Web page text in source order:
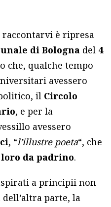
è ripresa
di Bologna del 4
che, qualche tempo
avessero
il Circolo
, e per la
avessero
, “l’illustre poeta“, che
da padrino.
a principii non
parte, la